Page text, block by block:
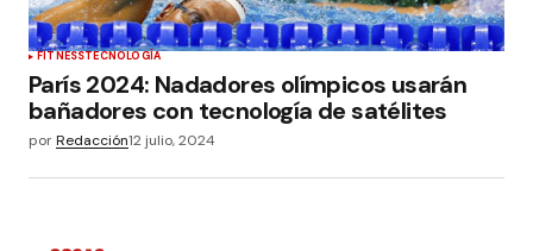
FITNESSTECNOLOGÍA
París 2024: Nadadores olímpicos usarán
bañadores con tecnología de satélites
porRedacción12 julio, 2024